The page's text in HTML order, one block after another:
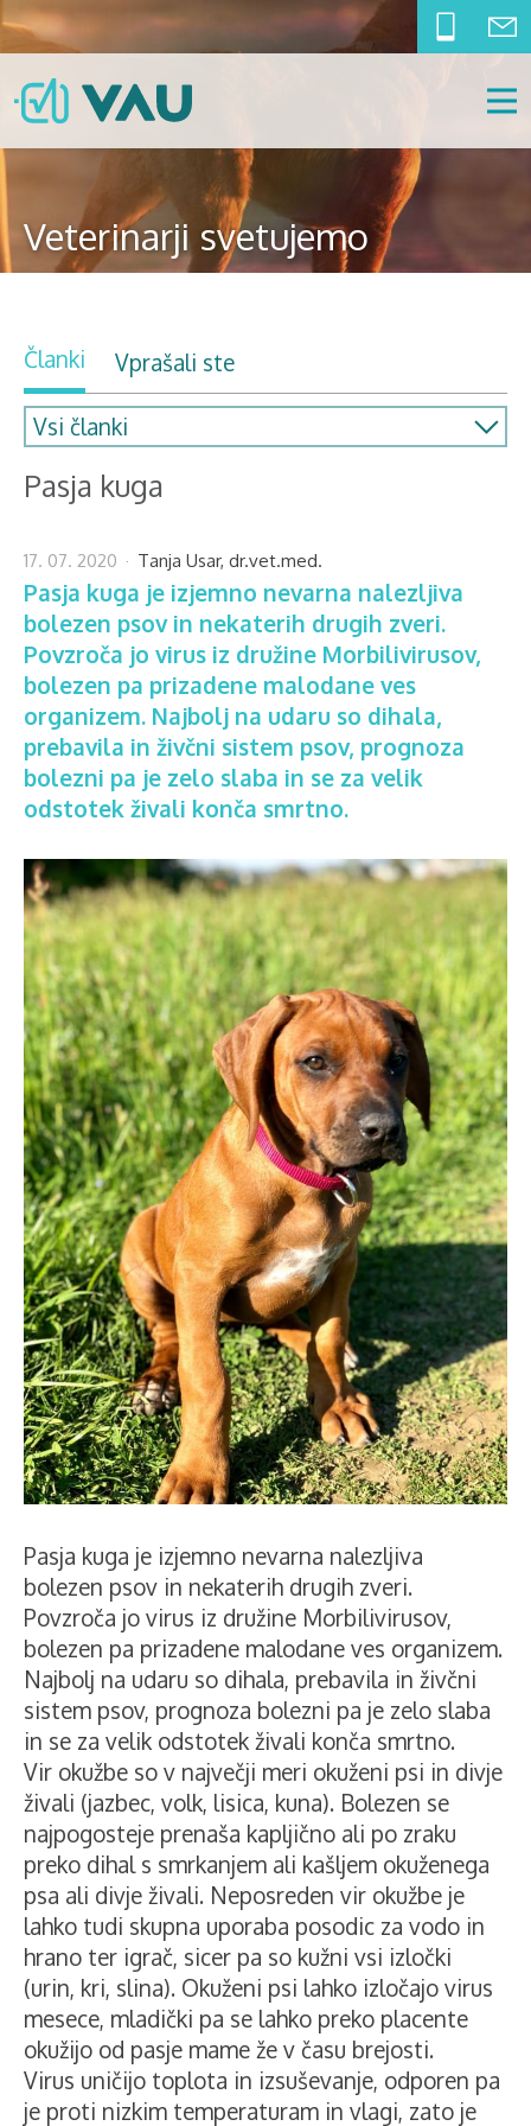
Veterinarji svetujemo
Članki Vprašali ste
Pasja kuga
17. 07. 2020 Tanja Usar, dr.vet.med.
Pasja kuga je izjemno nevarna nalezljiva
bolezen psov in nekaterih drugih zveri.
Povzroča jo virus iz družine Morbilivirusov,
bolezen pa prizadene malodane ves
organizem. Najbolj na udaru so dihala,
prebavila in živčni sistem psov, prognoza
bolezni pa je zelo slaba in se za velik
odstotek živali konča smrtno.
Pasja kuga je izjemno nevarna nalezljiva
bolezen psov in nekaterih drugih zveri.
Povzroča jo virus iz družine Morbilivirusov,
bolezen pa prizadene malodane ves organizem.
Najbolj na udaru so dihala, prebavila in živčni
sistem psov, prognoza bolezni pa je zelo slaba
in se za velik odstotek živali konča smrtno.
Vir okužbe so v največji meri okuženi psi in divje
živali (jazbec, volk, lisica, kuna). Bolezen se
najpogosteje prenaša kapljično ali po zraku
preko dihal s smrkanjem ali kašljem okuženega
psa ali divje živali. Neposreden vir okužbe je
lahko tudi skupna uporaba posodic za vodo in
hrano ter igrač, sicer pa so kužni vsi izločki
(urin, kri, slina). Okuženi psi lahko izločajo virus
mesece, mladički pa se lahko preko placente
okužijo od pasje mame že v času brejosti.
Virus uničijo toplota in izsuševanje, odporen pa
je proti nizkim temperaturam in vlagi, zato je